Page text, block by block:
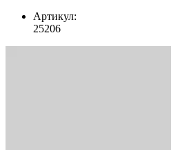
Артикул:
25206